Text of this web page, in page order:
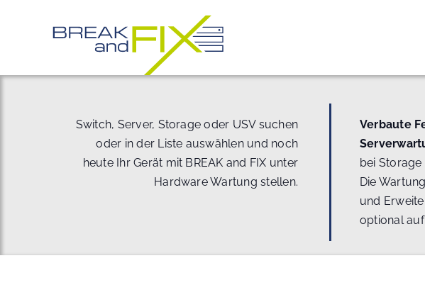
Switch, Server, Storage oder USV suchen
oder in der Liste auswählen und noch
heute Ihr Gerät mit BREAK and FIX unter
Hardware Wartung stellen.
Verbaute
bei
Die
und
optional